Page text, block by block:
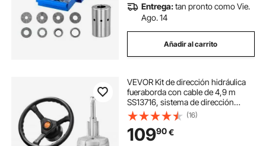
Entrega:tan pronto como Vie.
Ago. 14
Añadir al carrito
VEVOR Kit de dirección hidráulica
fueraborda con cable de 4,9 m
SS13716, sistema de dirección
hidráulica marina con volante de
34,3 cm, accesorios para barcos
de viaje
(16)
10990€